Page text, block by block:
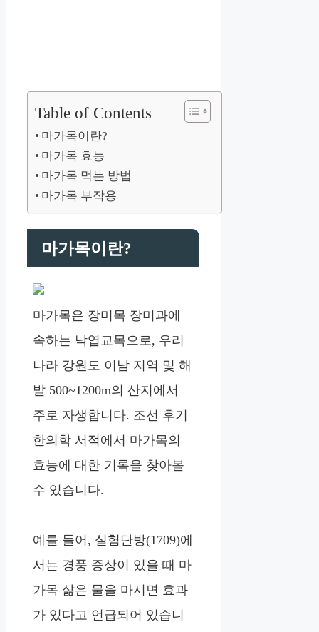
Table of Contents
마가목이란?
마가목 효능
마가목 먹는 방법
마가목 부작용
마가목이란?
마가목은 장미목 장미과에
속하는 낙엽교목으로, 우리
나라 강원도 이남 지역 및 해
발 500~1200m의 산지에서
주로 자생합니다. 조선 후기
한의학 서적에서 마가목의
효능에 대한 기록을 찾아볼
수 있습니다.
예를 들어, 실험단방(1709)에
서는 경풍 증상이 있을 때 마
가목 삶은 물을 마시면 효과
가 있다고 언급되어 있습니